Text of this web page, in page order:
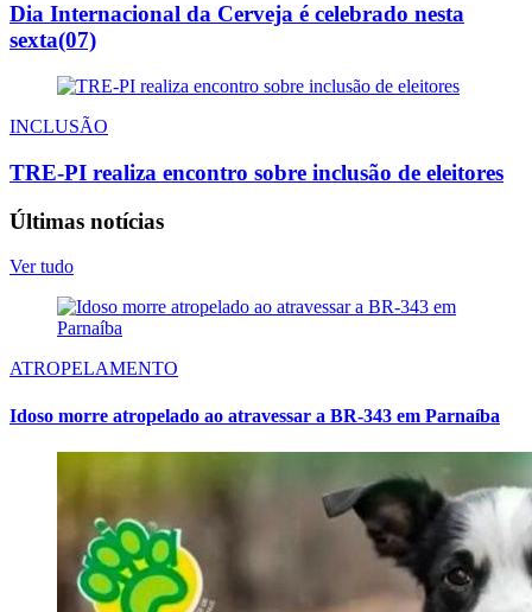
Dia Internacional da Cerveja é celebrado nesta
sexta(07)
INCLUSÃO
TRE-PI realiza encontro sobre inclusão de eleitores
Últimas notícias
Ver tudo
ATROPELAMENTO
Idoso morre atropelado ao atravessar a BR-343 em Parnaíba